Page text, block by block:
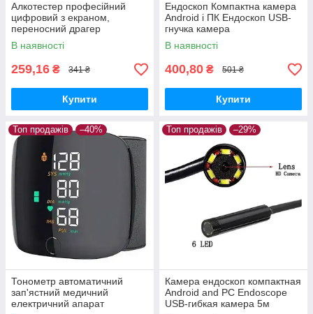
Алкотестер професійний
цифровий з екраном,
переносний драгер
В наявності
259,16 ₴ 341 ₴
Купити
Ендоскоп Компактна камера
Android і ПК Ендоскоп USB-
гнучка камера
В наявності
400,80 ₴ 501 ₴
Купити
Топ продажів –40%
Тонометр автоматичний
зап'ястний медичний
електричний апарат
Топ продажів –29%
Камера ендоскоп компактная
Android and PC Endoscope
USB-гибкая камера 5м